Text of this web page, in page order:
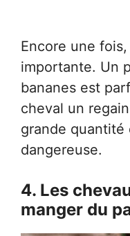
Encore une
importante. Un
bananes est
cheval un
grande
dangereuse.
4. Les
manger du